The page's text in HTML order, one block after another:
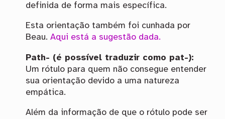
definida de forma mais específica.
Esta orientação também foi cunhada por
Beau. Aqui está a sugestão dada.
Path- (é possível traduzir como pat-):
Um rótulo para quem não consegue entender
sua orientação devido a uma natureza
empática.
Além da informação de que o rótulo pode ser